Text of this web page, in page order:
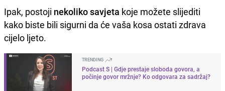
Ipak, postoji nekoliko savjeta koje možete slijediti
kako biste bili sigurni da će vaša kosa ostati zdrava
cijelo ljeto.
TRENDING
Podcast S | Gdje prestaje sloboda govora, a
počinje govor mržnje? Ko odgovara za sadržaj?